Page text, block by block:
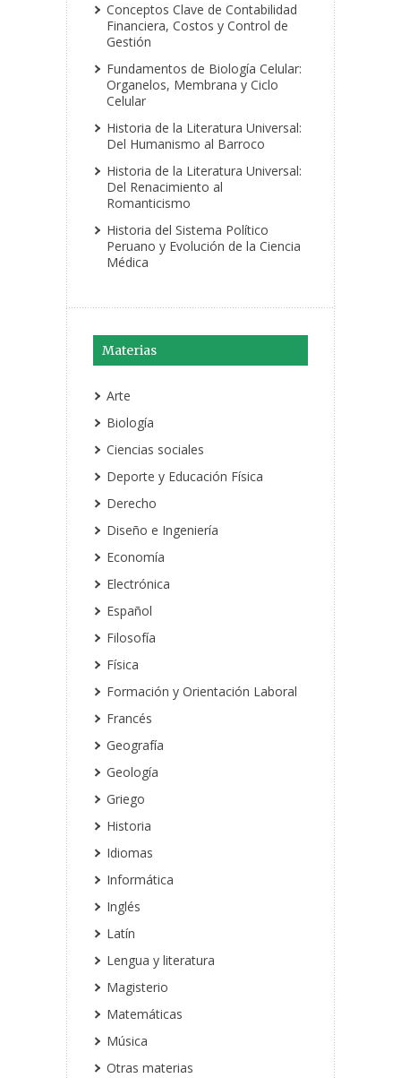
Conceptos Clave de Contabilidad
Financiera, Costos y Control de
Gestión
Fundamentos de Biología Celular:
Organelos, Membrana y Ciclo
Celular
Historia de la Literatura Universal:
Del Humanismo al Barroco
Historia de la Literatura Universal:
Del Renacimiento al
Romanticismo
Historia del Sistema Político
Peruano y Evolución de la Ciencia
Médica
Materias
Arte
Biología
Ciencias sociales
Deporte y Educación Física
Derecho
Diseño e Ingeniería
Economía
Electrónica
Español
Filosofía
Física
Formación y Orientación Laboral
Francés
Geografía
Geología
Griego
Historia
Idiomas
Informática
Inglés
Latín
Lengua y literatura
Magisterio
Matemáticas
Música
Otras materias